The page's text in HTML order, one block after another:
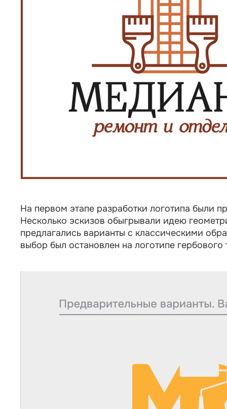
На первом этапе разработки логотипа были
Несколько эскизов обыгрывали идею
предлагались варианты с классическими
выбор был остановлен на логотипе